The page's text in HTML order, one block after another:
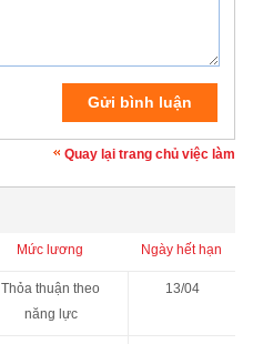
Quay lại trang chủ việc làm
Mức lương Ngày hết hạn
Thỏa thuận theo
năng lực
13/04